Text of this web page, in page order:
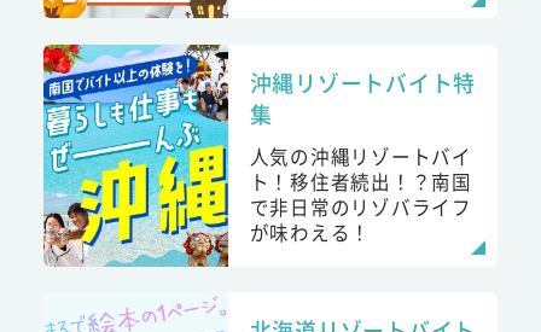
沖縄リゾートバイト特
集
人気の沖縄リゾートバイ
ト！移住者続出！？南国
で非日常のリゾバライフ
が味わえる！